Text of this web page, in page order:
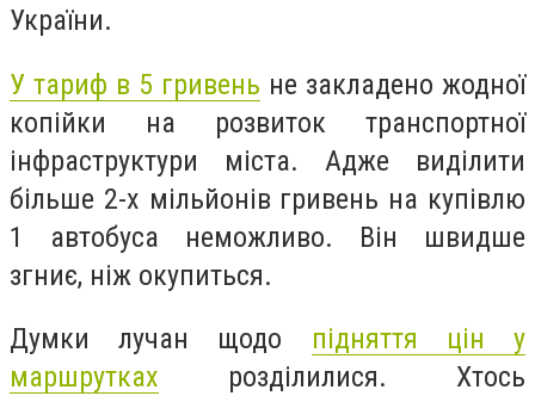
України.
У тариф в 5 гривень не закладено жодної
копійки на розвиток транспортної
інфраструктури міста. Адже виділити
більше 2-х мільйонів гривень на купівлю
1 автобуса неможливо. Він швидше
згниє, ніж окупиться.
Думки лучан щодо підняття цін у
маршрутках розділилися. Хтось